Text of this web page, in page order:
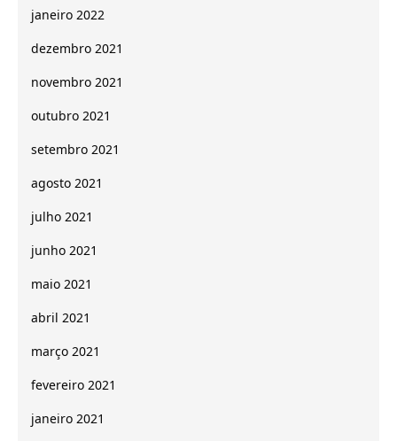
janeiro 2022
dezembro 2021
novembro 2021
outubro 2021
setembro 2021
agosto 2021
julho 2021
junho 2021
maio 2021
abril 2021
março 2021
fevereiro 2021
janeiro 2021